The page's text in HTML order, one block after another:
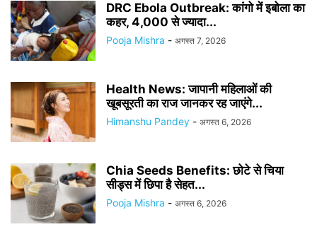
DRC Ebola Outbreak: कांगो में इबोला का
कहर, 4,000 से ज्यादा...
Pooja Mishra - अगस्त 7, 2026
Health News: जापानी महिलाओं की
खूबसूरती का राज जानकर रह जाएंगे...
Himanshu Pandey - अगस्त 6, 2026
Chia Seeds Benefits: छोटे से चिया
सीड्स में छिपा है सेहत...
Pooja Mishra - अगस्त 6, 2026